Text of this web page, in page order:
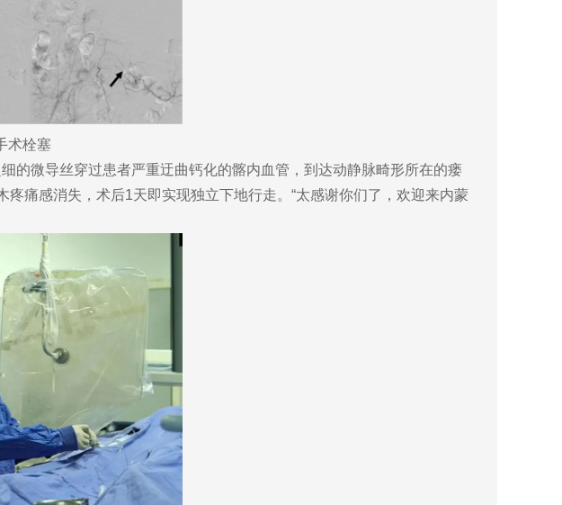
术栓塞
微导丝穿过患者严重迂曲钙化的髂内血管，到达动静脉畸形所在的瘘
痛感消失，术后1天即实现独立下地行走。“太感谢你们了，欢迎来内蒙